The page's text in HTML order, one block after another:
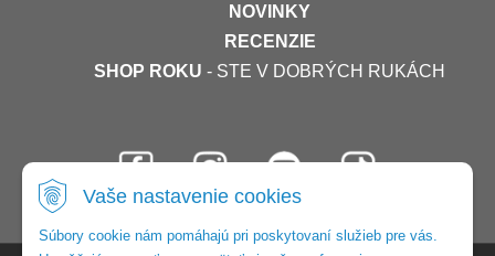
Vaše nastavenie cookies
Súbory cookie nám pomáhajú pri poskytovaní služieb pre vás.
NOVINKY
RECENZIE
SHOP ROKU - STE V DOBRÝCH RUKÁCH